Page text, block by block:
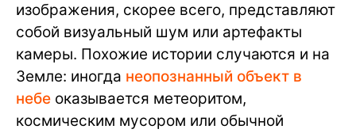
изображения, скорее всего, представляют
собой визуальный шум или артефакты
камеры. Похожие истории случаются и на
Земле: иногда неопознанный объект в
небе оказывается метеоритом,
космическим мусором или обычной